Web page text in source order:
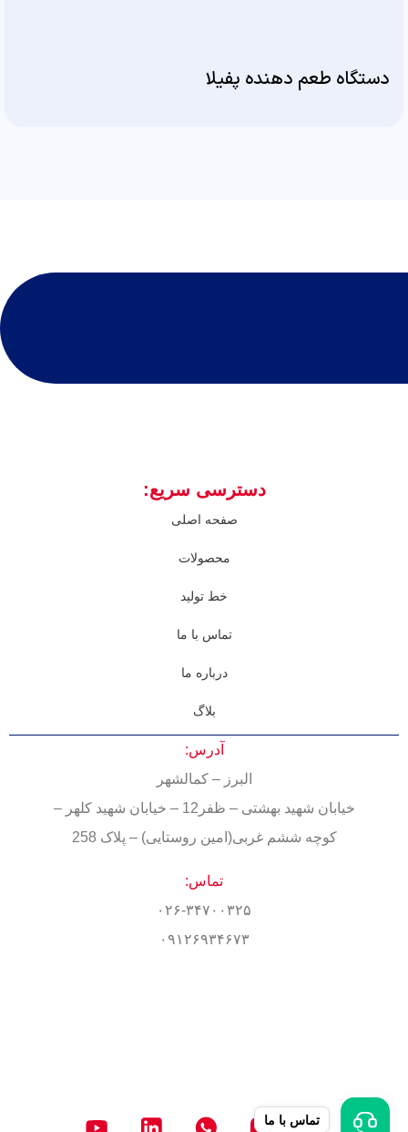
دستگاه طعم دهنده پفیلا
دسترسی سریع:
صفحه اصلی
محصولات
خط تولید
تماس با ما
درباره ما
بلاگ
آدرس:
البرز – کمالشهر
خیابان شهید بهشتی – ظفر12 – خیابان شهید کلهر –
کوچه ششم غربی(امین روستایی) – پلاک 258
تماس:
۰۲۶-۳۴۷۰۰۳۲۵
۰۹۱۲۶۹۳۴۶۷۳
تماس با ما